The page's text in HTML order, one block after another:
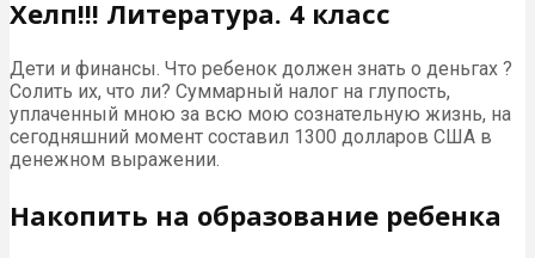
Хелп!!! Литература. 4 класс
Дети и финансы. Что ребенок должен знать о деньгах ?
Солить их, что ли? Суммарный налог на глупость,
уплаченный мною за всю мою сознательную жизнь, на
сегодняшний момент составил 1300 долларов США в
денежном выражении.
Накопить на образование ребенка